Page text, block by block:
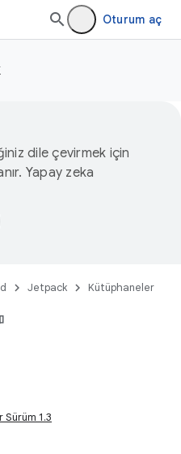
Oturum aç
dile çevirmek için
Yapay zeka
Jetpack Kütüphaneler
1.3